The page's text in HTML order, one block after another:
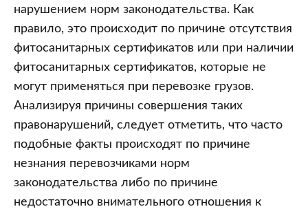
перемещении
товаров
через
границу
государств
–
членов
Евразийского
экономического
союза
нарушением норм законодательства. Как
правило, это происходит по причине отсутствия
фитосанитарных сертификатов или при наличии
фитосанитарных сертификатов, которые не
могут применяться при перевозке грузов.
Анализируя причины совершения таких
правонарушений, следует отметить, что часто
подобные факты происходят по причине
незнания перевозчиками норм
законодательства либо по причине
недостаточно внимательного отношения к